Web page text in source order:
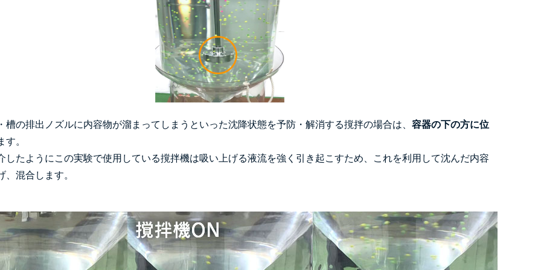
槽の排出ノズルに内容物が溜まってしまうといった沈降状態を予防・解消する撹拌の場合は、 容器の下の方に位
す。
したようにこの実験で使用している撹拌機は吸い上げる液流を強く引き起こすため、これを利用して沈んだ内容
、混合します。